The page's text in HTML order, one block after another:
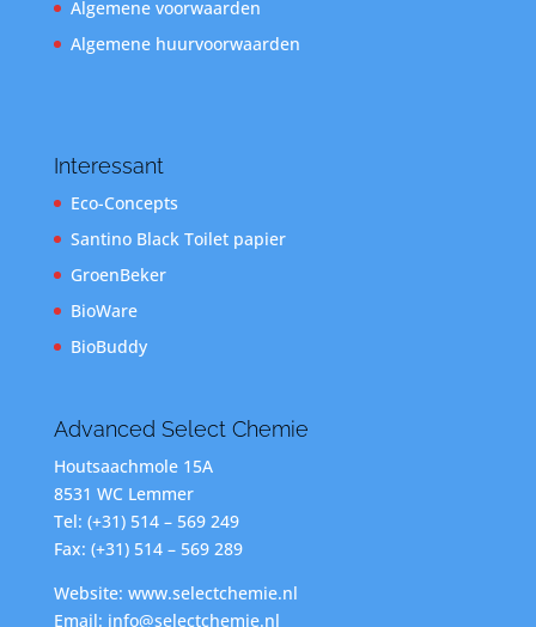
Algemene voorwaarden
Algemene huurvoorwaarden
Interessant
Eco-Concepts
Santino Black Toilet papier
GroenBeker
BioWare
BioBuddy
Advanced Select Chemie
Houtsaachmole 15A
8531 WC Lemmer
Tel: (+31) 514 – 569 249
Fax: (+31) 514 – 569 289
Website: www.selectchemie.nl
Email: info@selectchemie.nl